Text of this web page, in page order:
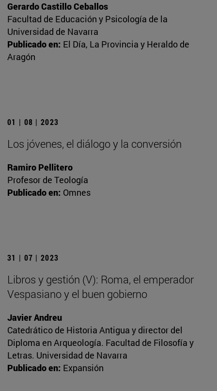
Gerardo Castillo Ceballos
Facultad de Educación y Psicología de la
Universidad de Navarra
Publicado en: El Día, La Provincia y Heraldo de
Aragón
01 | 08 | 2023
Los jóvenes, el diálogo y la conversión
Ramiro Pellitero
Profesor de Teología
Publicado en: Omnes
31 | 07 | 2023
Libros y gestión (V): Roma, el emperador
Vespasiano y el buen gobierno
Javier Andreu
Catedrático de Historia Antigua y director del
Diploma en Arqueología. Facultad de Filosofía y
Letras. Universidad de Navarra
Publicado en: Expansión